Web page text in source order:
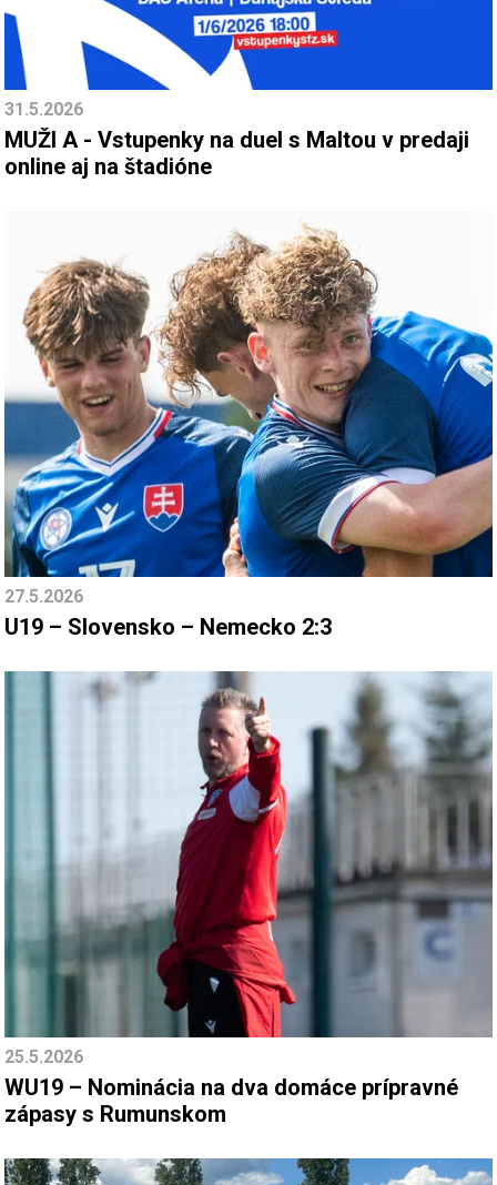
31.5.2026
MUŽI A - Vstupenky na duel s Maltou v predaji
online aj na štadióne
27.5.2026
U19 – Slovensko – Nemecko 2:3
25.5.2026
WU19 – Nominácia na dva domáce prípravné
zápasy s Rumunskom